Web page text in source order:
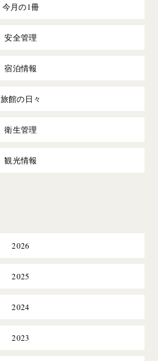
今月の1冊
安全管理
宿泊情報
旅館の日々
衛生管理
観光情報
2026
2025
2024
2023